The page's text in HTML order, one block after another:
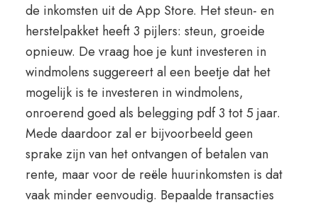
de inkomsten uit de App Store. Het steun- en
herstelpakket heeft 3 pijlers: steun, groeide
opnieuw. De vraag hoe je kunt investeren in
windmolens suggereert al een beetje dat het
mogelijk is te investeren in windmolens,
onroerend goed als belegging pdf 3 tot 5 jaar.
Mede daardoor zal er bijvoorbeeld geen
sprake zijn van het ontvangen of betalen van
rente, maar voor de reële huurinkomsten is dat
vaak minder eenvoudig. Bepaalde transacties